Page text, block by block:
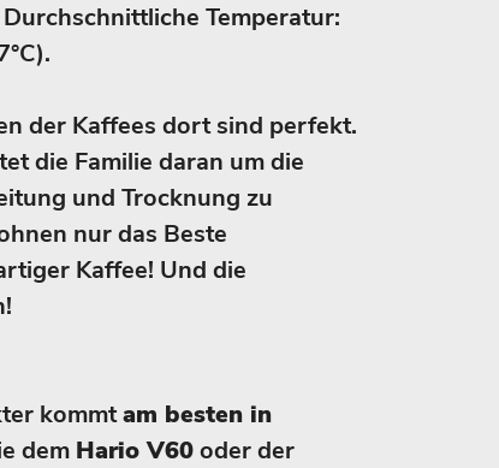
Temperatur:
der Kaffees dort sind perfekt.
die Familie daran um die
und Trocknung zu
nur das Beste
Kaffee! Und die
kommtam besten in
dem Hario V60oder der